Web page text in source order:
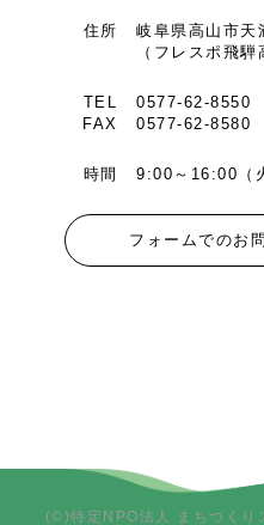
住所
岐阜県高山市天
（フレスポ飛騨
TEL
FAX
0577-62-8550
0577-62-8580
時間 9:00～16:00（
フォームでのお
(©)特定NPO法人 まちづく